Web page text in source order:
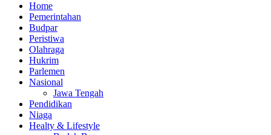
Home
Pemerintahan
Budpar
Peristiwa
Olahraga
Hukrim
Parlemen
Nasional
Jawa Tengah
Pendidikan
Niaga
Healty & Lifestyle